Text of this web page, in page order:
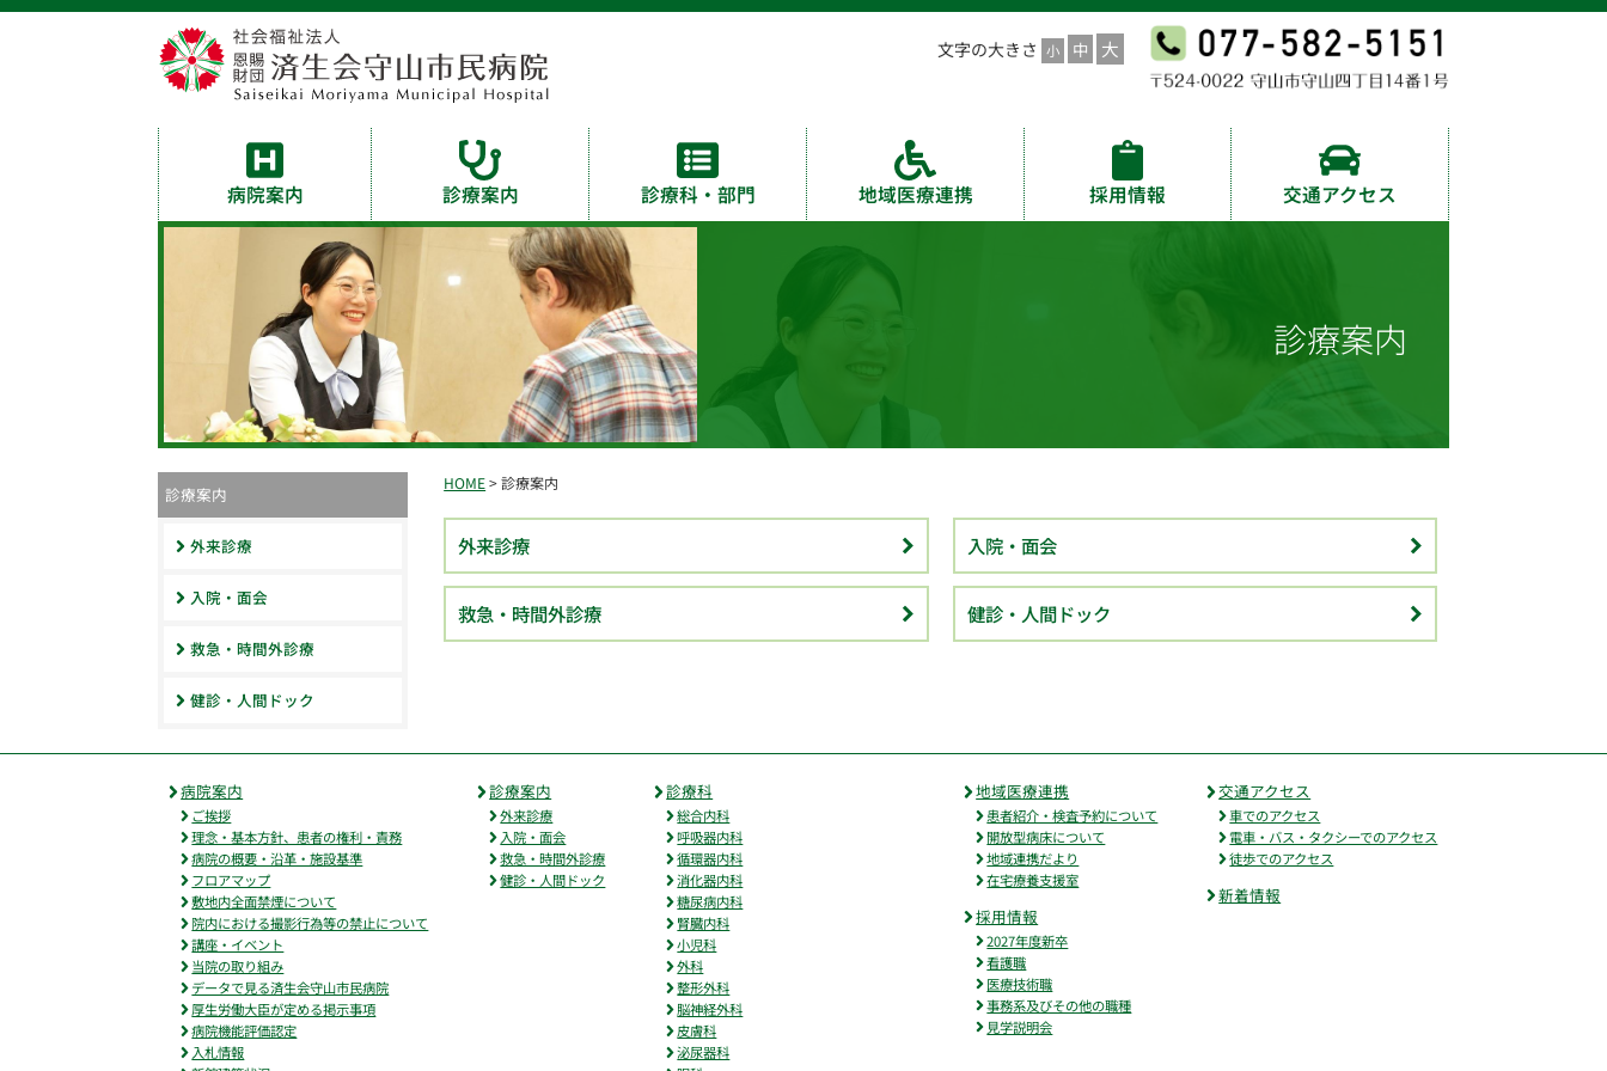
文字の大きさ
病院案内 診療案内 診療科・部門 地域医療連携 採用情報 交通アクセス
診療案内
HOME> 診療案内
外来診療 入院・面会
救急・時間外診療 健診・人間ドック
診療案内
外来診療
入院・面会
救急・時間外診療
健診・人間ドック
病院案内
ご挨拶
理念・基本方針、患者の権利・責務
病院の概要・沿革・施設基準
フロアマップ
敷地内全面禁煙について
院内における撮影行為等の禁止について
講座・イベント
当院の取り組み
データで見る済生会守山市民病院
厚生労働大臣が定める掲示事項
病院機能評価認定
入札情報
診療案内
外来診療
入院・面会
救急・時間外診療
健診・人間ドック
診療科
総合内科
呼吸器内科
循環器内科
消化器内科
糖尿病内科
腎臓内科
小児科
外科
整形外科
脳神経外科
皮膚科
泌尿器科
地域医療連携
患者紹介・検査予約について
開放型病床について
地域連携だより
在宅療養支援室
採用情報
2027年度新卒
看護職
医療技術職
事務系及びその他の職種
見学説明会
交通アクセス
車でのアクセス
電車・バス・タクシーでのアクセス
徒歩でのアクセス
新着情報